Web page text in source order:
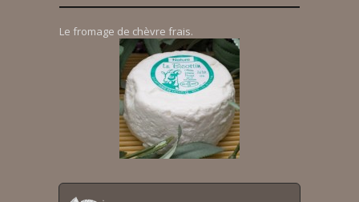
Le fromage de chèvre frais.